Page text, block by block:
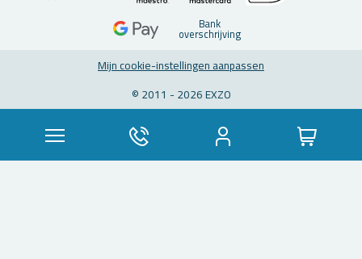
Bank
over­schrij­ving
Mijn coo­kie-in­stel­lin­gen aan­pas­sen
© 2011 - 2026 EXZO